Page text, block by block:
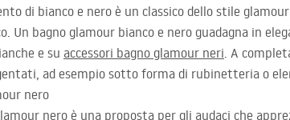
di bianco e nero è un classico dello stile
Un bagno glamour bianco e nero guadagna in
e su accessori bagno glamour neri. A
ad esempio sotto forma di rubinetteria o
nero
nero è una proposta per gli audaci che